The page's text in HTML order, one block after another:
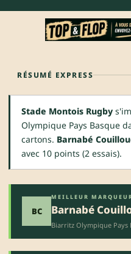
RÉSUMÉ EXPRESS
Stade Montois Rugby
Olympique Pays Basque
cartons. Barnabé
avec 10 points (2 essais).
BC
MEILLEUR
Barnabé
Biarritz Olympique Pays